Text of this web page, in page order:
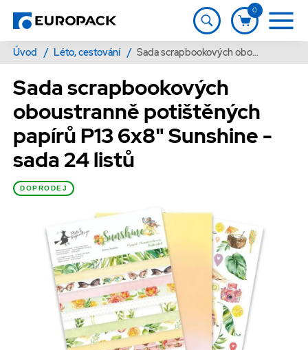
0
Úvod / Léto, cestování / Sada scrapbookových oboustranně potištěných papírů P13 6x8" Sunshine - sada 24 listů
Sada scrapbookových
oboustranně potištěných
papírů P13 6x8" Sunshine -
sada 24 listů
DOPRODEJ